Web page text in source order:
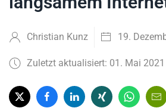
Christian Kunz 19.
Zuletzt aktualisiert: 01. Mai 2021